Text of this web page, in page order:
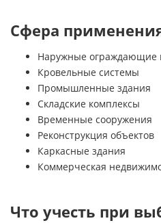
Сфера
Наружные ограждающие
Кровельные системы
Промышленные здания
Складские комплексы
Временные сооружения
Реконструкция объектов
Каркасные здания
Коммерческая
Что учесть при